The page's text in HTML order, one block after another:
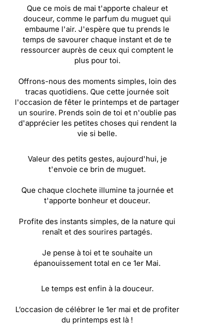
Que ce mois de mai t'apporte chaleur et
douceur, comme le parfum du muguet qui
embaume l'air. J'espère que tu prends le
temps de savourer chaque instant et de te
ressourcer auprès de ceux qui comptent le
plus pour toi.
Offrons-nous des moments simples, loin des
tracas quotidiens. Que cette journée soit
l'occasion de fêter le printemps et de partager
un sourire. Prends soin de toi et n'oublie pas
d'apprécier les petites choses qui rendent la
vie si belle.
Valeur des petits gestes, aujourd'hui, je
t'envoie ce brin de muguet.
Que chaque clochete illumine ta journée et
t'apporte bonheur et douceur.
Profite des instants simples, de la nature qui
renaît et des sourires partagés.
Je pense à toi et te souhaite un
épanouissement total en ce 1er Mai.
Le temps est enfin à la douceur.
L’occasion de célébrer le 1er mai et de profiter
du printemps est là !